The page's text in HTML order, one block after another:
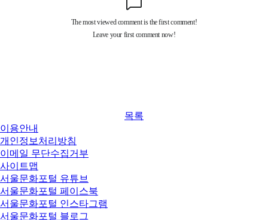
목록
이용안내
개인정보처리방침
이메일 무단수집거부
사이트맵
서울문화포털 유튜브
서울문화포털 페이스북
서울문화포털 인스타그램
서울문화포털 블로그